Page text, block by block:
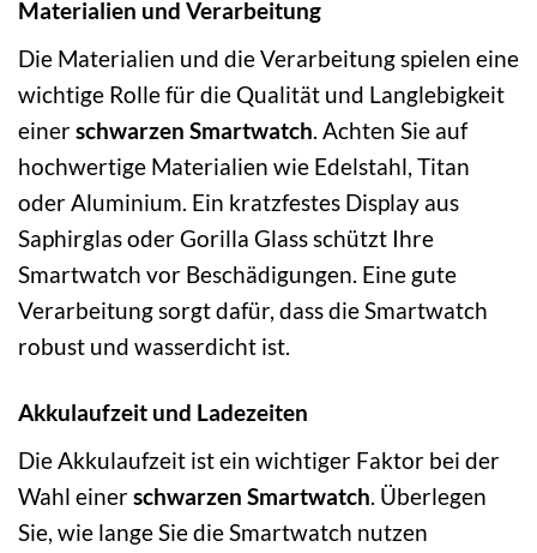
Materialien und Verarbeitung
Die Materialien und die Verarbeitung spielen eine
wichtige Rolle für die Qualität und Langlebigkeit
einerschwarzen Smartwatch. Achten Sie auf
hochwertige Materialien wie Edelstahl, Titan
oder Aluminium. Ein kratzfestes Display aus
Saphirglas oder Gorilla Glass schützt Ihre
Smartwatch vor Beschädigungen. Eine gute
Verarbeitung sorgt dafür, dass die Smartwatch
robust und wasserdicht ist.
Akkulaufzeit und Ladezeiten
Die Akkulaufzeit ist ein wichtiger Faktor bei der
Wahl einerschwarzen Smartwatch. Überlegen
Sie, wie lange Sie die Smartwatch nutzen